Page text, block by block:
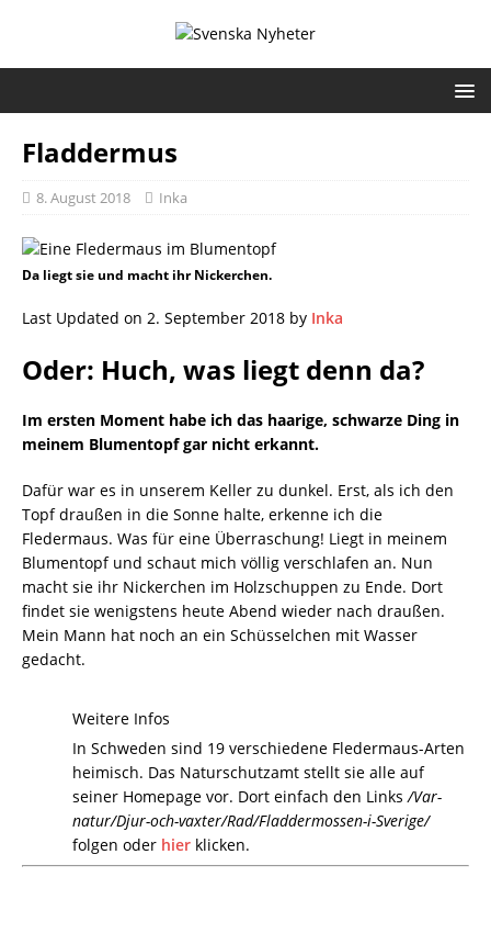
Fladdermus
8. August 2018 Inka
Da liegt sie und macht ihr Nickerchen.
Last Updated on 2. September 2018 by Inka
Oder: Huch, was liegt denn da?
Im ersten Moment habe ich das haarige, schwarze Ding in
meinem Blumentopf gar nicht erkannt.
Dafür war es in unserem Keller zu dunkel. Erst, als ich den
Topf draußen in die Sonne halte, erkenne ich die
Fledermaus. Was für eine Überraschung! Liegt in meinem
Blumentopf und schaut mich völlig verschlafen an. Nun
macht sie ihr Nickerchen im Holzschuppen zu Ende. Dort
findet sie wenigstens heute Abend wieder nach draußen.
Mein Mann hat noch an ein Schüsselchen mit Wasser
gedacht.
Weitere Infos
In Schweden sind 19 verschiedene Fledermaus-Arten
heimisch. Das Naturschutzamt stellt sie alle auf
seiner Homepage vor. Dort einfach den Links/Var-
natur/Djur-och-vaxter/Rad/Fladdermossen-i-Sverige/
folgen oder hier klicken.